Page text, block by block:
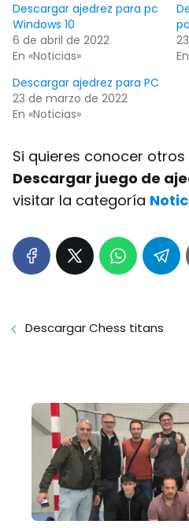
Descargar ajedrez para pc
Windows 10
6 de abril de 2022
En «Noticias»
Descargar ajedrez para PC
23 de marzo de 2022
En «Noticias»
Si quieres conocer
Descargar juego de
visitar la categoría
Descargar Chess titans